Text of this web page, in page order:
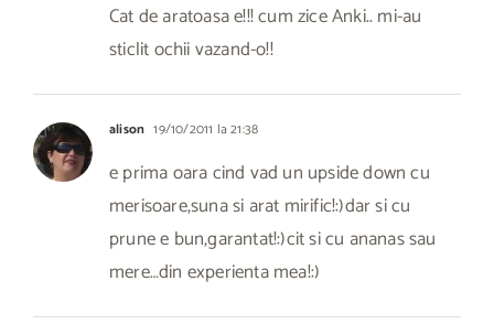
Cat de aratoasa e!!! cum zice Anki.. mi-au
sticlit ochii vazand-o!!
alison 19/10/2011 la 21:38
e prima oara cind vad un upside down cu
merisoare,suna si arat mirific!:)dar si cu
prune e bun,garantat!:)cit si cu ananas sau
mere…din experienta mea!:)